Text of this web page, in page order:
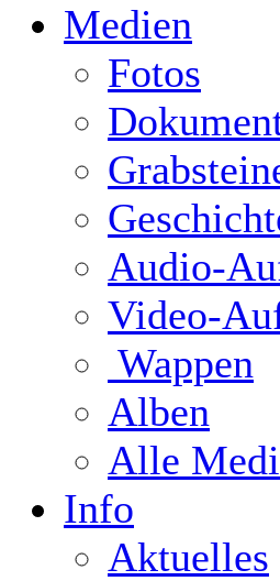
Medien
Fotos
Audio-
Video-
Wappen
Alben
Alle
Info
Aktuelles